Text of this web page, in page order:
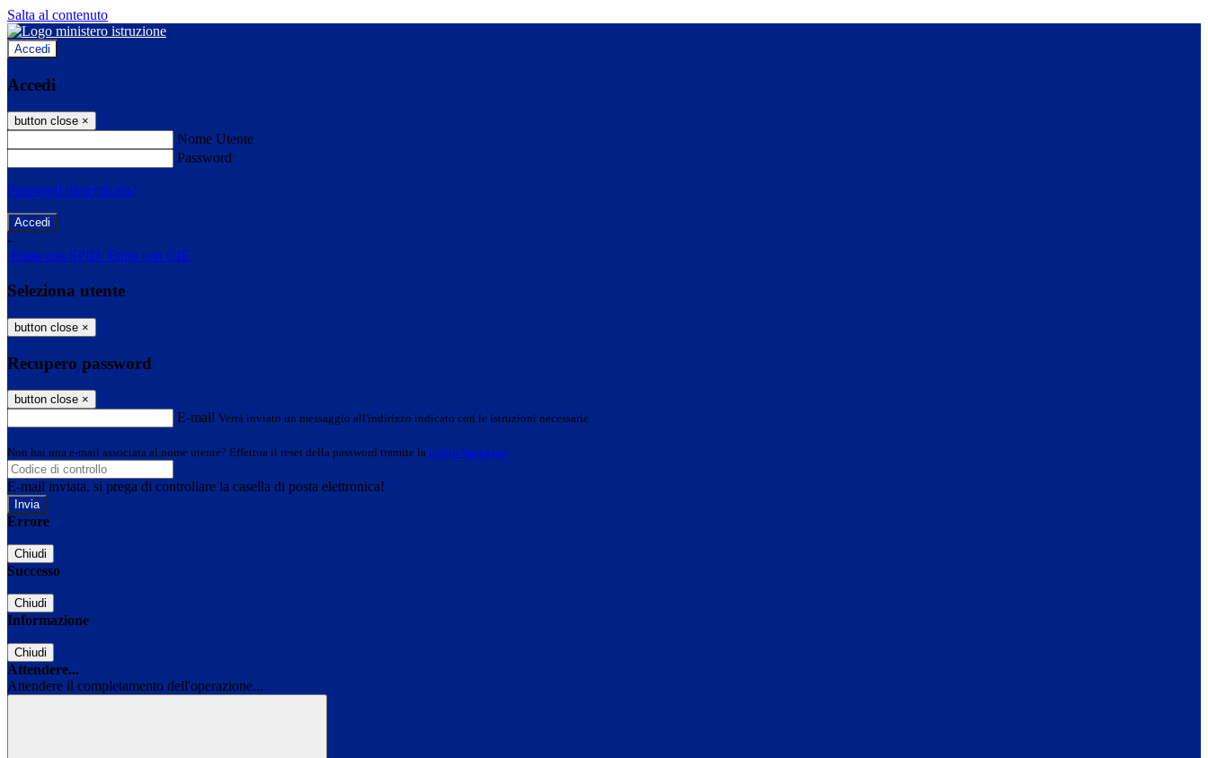
Salta al contenuto
Accedi
Accedi
button close ×
Nome Utente
Password
Password dimenticata?
-
Entra con SPID Entra con CIE
Seleziona utente
button close ×
Recupero password
button close ×
E-mail Verrà inviato un messaggio all'indirizzo indicato con le istruzioni necessarie.
Non hai una e-mail associata al nome utente? Effettua il reset della password tramite la Login Spaggiari
E-mail inviata, si prega di controllare la casella di posta elettronica!
Errore
Chiudi
Successo
Chiudi
Informazione
Chiudi
Attendere...
Attendere il completamento dell'operazione...